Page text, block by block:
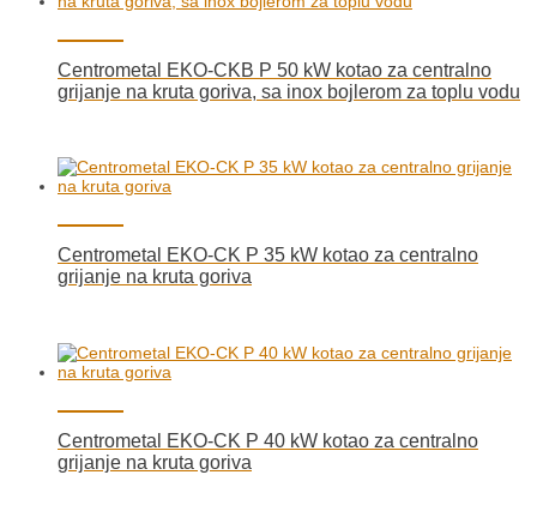
Centrometal EKO-CKB P 50 kW kotao za centralno
grijanje na kruta goriva, sa inox bojlerom za toplu vodu
Centrometal EKO-CK P 35 kW kotao za centralno
grijanje na kruta goriva
Centrometal EKO-CK P 40 kW kotao za centralno
grijanje na kruta goriva